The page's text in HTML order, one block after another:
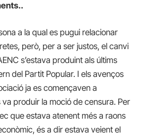
a la qual es pugui relacionar
però, per a ser justos, el canvi
s’estava produint als últims
del Partit Popular. I els avenços
ja es començaven a
produir la moció de censura. Per
que estava atenent més a raons
és a dir estava veient el